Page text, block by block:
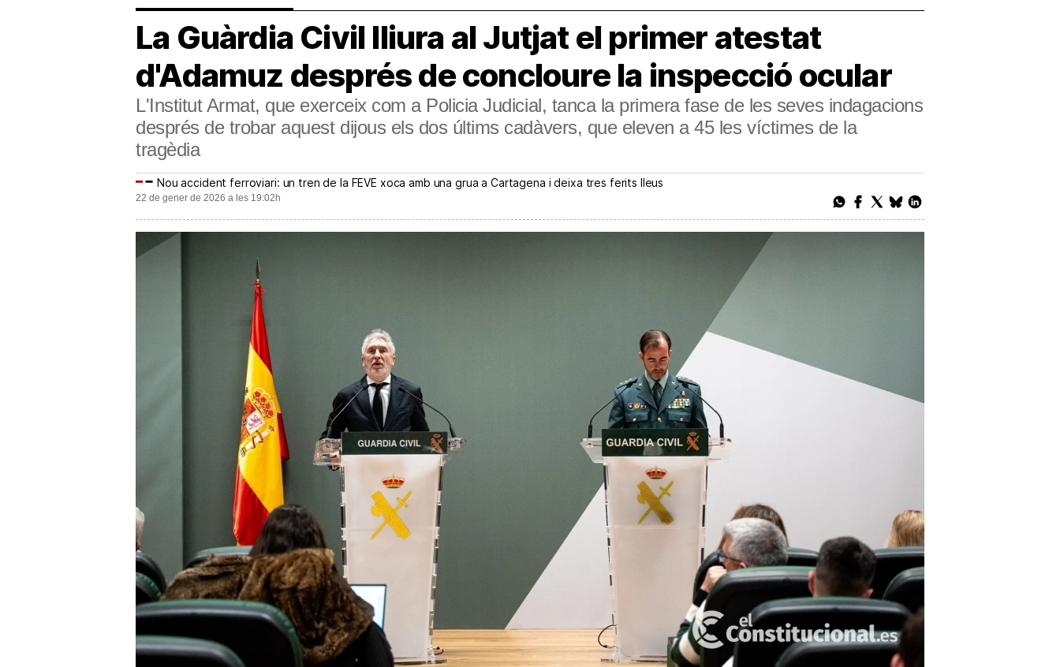
La Guàrdia Civil lliura al Jutjat el primer atestat
d'Adamuz després de concloure la inspecció ocular
L'Institut Armat, que exerceix com a Policia Judicial, tanca la primera fase de les seves indagacions
després de trobar aquest dijous els dos últims cadàvers, que eleven a 45 les víctimes de la
tragèdia
Nou accident ferroviari: un tren de la FEVE xoca amb una grua a Cartagena i deixa tres ferits lleus
22 de gener de 2026 a les 19:02h